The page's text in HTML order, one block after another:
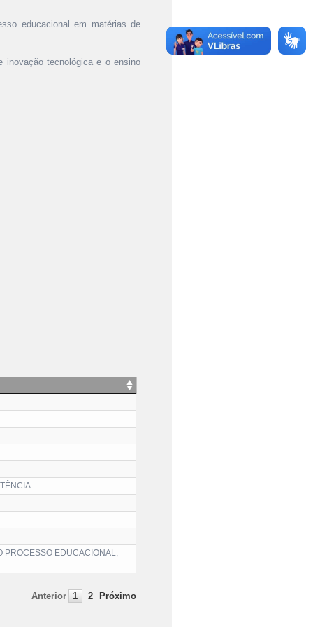
educacional em matérias de
inovação tecnológica e o ensino
PROCESSO EDUCACIONAL;
Anterior 1 2 Próximo